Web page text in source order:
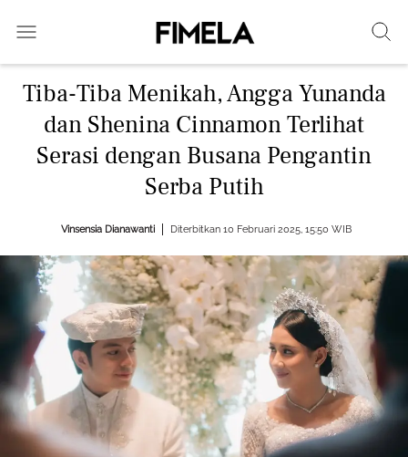
Tiba-Tiba Menikah, Angga Yunanda
dan Shenina Cinnamon Terlihat
Serasi dengan Busana Pengantin
Serba Putih
Vinsensia Dianawanti Diterbitkan 10 Februari 2025, 15:50 WIB